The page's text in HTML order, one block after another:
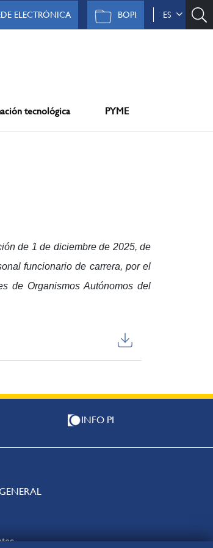
ES
BOPI
ELECTRÓNICA
tecnológica PYME
de 1 de diciembre de 2025, de
funcionario de carrera, por el
de Organismos Autónomos del
INFO PI